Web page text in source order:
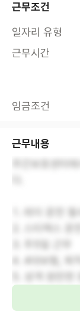
근무조건
일자리 유형
근무시간
임금조건
근무내용